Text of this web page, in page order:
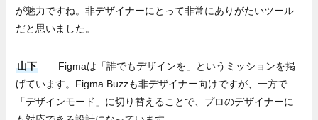
が魅力ですね。非デザイナーにとって非常にありがたいツール
だと思いました。
山下
Figmaは「誰でもデザインを」というミッションを掲
げています。Figma Buzzも非デザイナー向けですが、一方で
「デザインモード」に切り替えることで、プロのデザイナーに